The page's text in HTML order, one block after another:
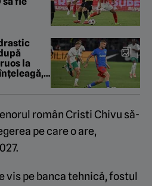
la
român Cristi Chivu să-
pe care o are,
vis pe banca tehnică, fostul